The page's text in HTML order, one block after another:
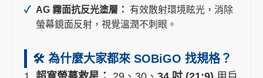
AG 霧面抗反光塗層：
有效散射環境眩光，消除
螢幕鏡面反射，視覺溫潤不刺眼。
🛠️ 為什麼大家都來 SOBiGO 找規格？